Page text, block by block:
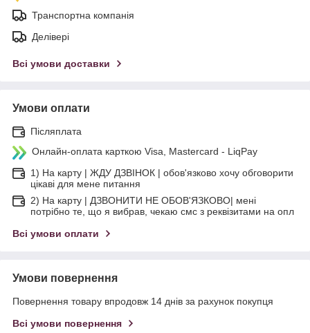
Транспортна компанія
Делівері
Всі умови доставки
Умови оплати
Післяплата
Онлайн-оплата карткою Visa, Mastercard - LiqPay
1) На карту | ЖДУ ДЗВІНОК | обов'язково хочу обговорити
цікаві для мене питання
2) На карту | ДЗВОНИТИ НЕ ОБОВ'ЯЗКОВО| мені
потрібно те, що я вибрав, чекаю смс з реквізитами на опл
Всі умови оплати
Умови повернення
Повернення товару впродовж 14 днів за рахунок покупця
Всі умови повернення